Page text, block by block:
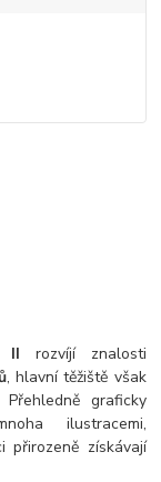
II rozvíjí znalosti
, hlavní těžiště však
Přehledně graficky
ilustracemi,
přirozeně získávají